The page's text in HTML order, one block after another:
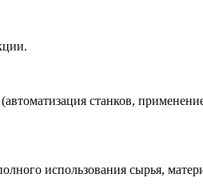
станков,
использования сырья,